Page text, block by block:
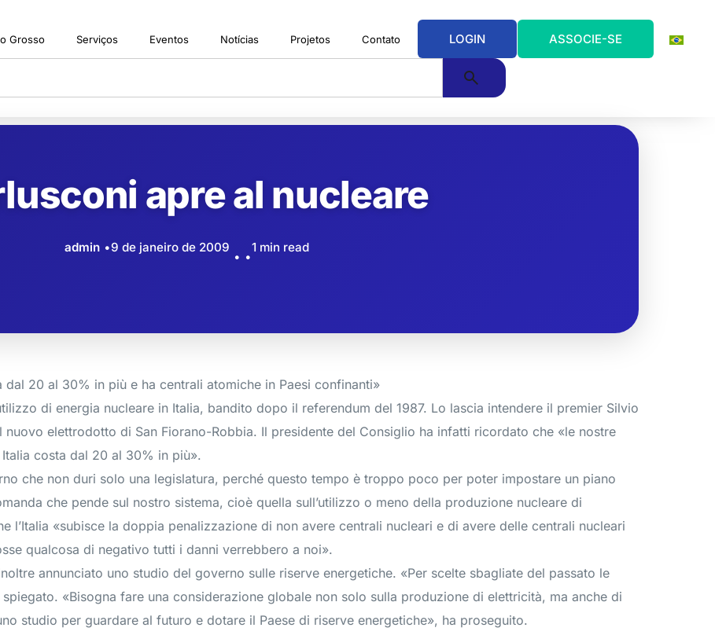
Grosso Serviços Eventos Notícias Projetos Contato LOGIN ASSOCIE-SE
apre al nucleare
admin 9 de janeiro de 2009 1 min read
dal 20 al 30% in più e ha centrali atomiche in Paesi confinanti»
di energia nucleare in Italia, bandito dopo il referendum del 1987. Lo lascia intendere il premier Silvio
nuovo elettrodotto di San Fiorano-Robbia. Il presidente del Consiglio ha infatti ricordato che «le nostre
costa dal 20 al 30% in più».
che non duri solo una legislatura, perché questo tempo è troppo poco per poter impostare un piano
che pende sul nostro sistema, cioè quella sull’utilizzo o meno della produzione nucleare di
l’Italia «subisce la doppia penalizzazione di non avere centrali nucleari e di avere delle centrali nucleari
qualcosa di negativo tutti i danni verrebbero a noi».
inoltre annunciato uno studio del governo sulle riserve energetiche. «Per scelte sbagliate del passato le
«Bisogna fare una considerazione globale non solo sulla produzione di elettricità, ma anche di
studio per guardare al futuro e dotare il Paese di riserve energetiche», ha proseguito.